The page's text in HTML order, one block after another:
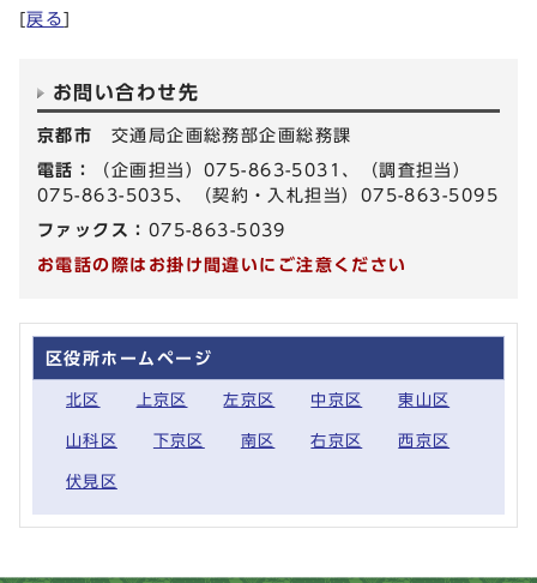
[戻る]
お問い合わせ先
京都市 交通局企画総務部企画総務課
電話：
（企画担当）075-863-5031、（調査担当）
075-863-5035、（契約・入札担当）075-863-5095
ファックス： 075-863-5039
お電話の際はお掛け間違いにご注意ください
区役所ホームページ
北区 上京区 左京区 中京区 東山区
山科区 下京区 南区 右京区 西京区
伏見区